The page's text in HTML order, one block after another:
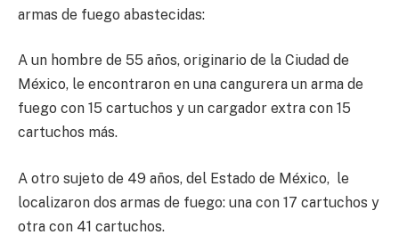
armas de fuego abastecidas:
A un hombre de 55 años, originario de la Ciudad de
México, le encontraron en una cangurera un arma de
fuego con 15 cartuchos y un cargador extra con 15
cartuchos más.
A otro sujeto de 49 años, del Estado de México, le
localizaron dos armas de fuego: una con 17 cartuchos y
otra con 41 cartuchos.